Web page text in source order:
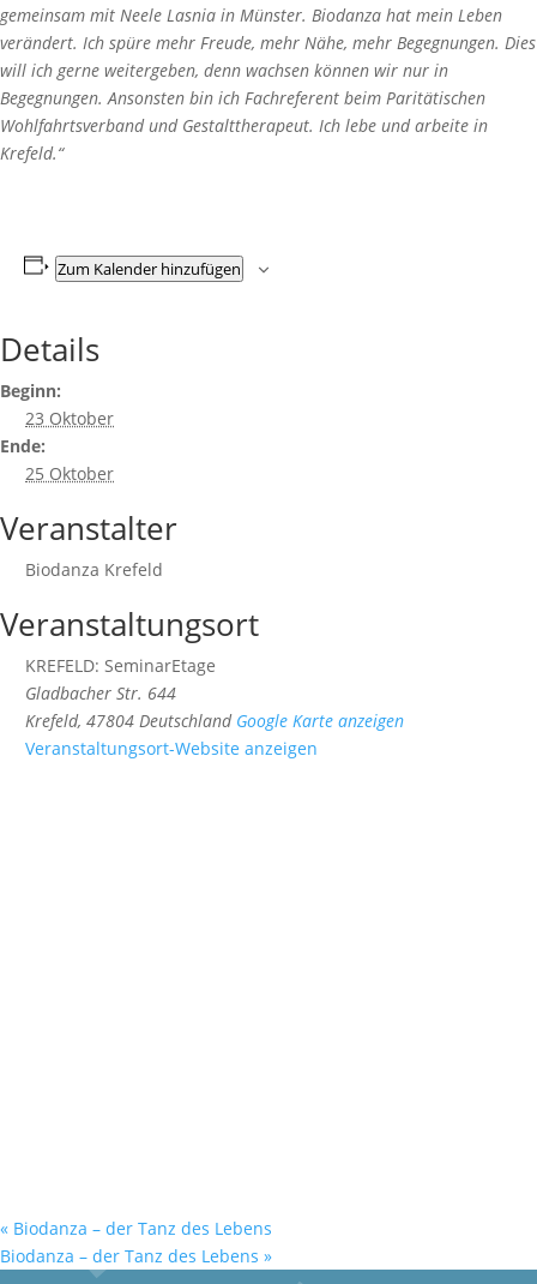
gemeinsam mit Neele Lasnia in Münster. Biodanza hat mein Leben
verändert. Ich spüre mehr Freude, mehr Nähe, mehr Begegnungen. Dies
will ich gerne weitergeben, denn wachsen können wir nur in
Begegnungen. Ansonsten bin ich Fachreferent beim Paritätischen
Wohlfahrtsverband und Gestalttherapeut. Ich lebe und arbeite in
Krefeld.“
Zum Kalender hinzufügen
Details
Beginn:
23 Oktober
Ende:
25 Oktober
Veranstalter
Biodanza Krefeld
Veranstaltungsort
KREFELD: SeminarEtage
Gladbacher Str. 644
Krefeld, 47804 Deutschland Google Karte anzeigen
Veranstaltungsort-Website anzeigen
« Biodanza – der Tanz des Lebens
Biodanza – der Tanz des Lebens »